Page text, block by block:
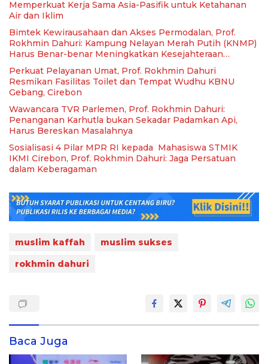
Memperkuat Kerja Sama Asia-Pasifik untuk Ketahanan
Air dan Iklim
Bimtek Kewirausahaan dan Akses Permodalan, Prof.
Rokhmin Dahuri: Kampung Nelayan Merah Putih (KNMP)
Harus Benar-benar Meningkatkan Kesejahteraan
Nelayan
Perkuat Pelayanan Umat, Prof. Rokhmin Dahuri
Resmikan Fasilitas Toilet dan Tempat Wudhu KBNU
Gebang, Cirebon
Wawancara TVR Parlemen, Prof. Rokhmin Dahuri:
Penanganan Karhutla bukan Sekadar Padamkan Api,
Harus Bereskan Masalahnya
Sosialisasi 4 Pilar MPR RI kepada Mahasiswa STMIK
IKMI Cirebon, Prof. Rokhmin Dahuri: Jaga Persatuan
dalam Keberagaman
muslim kaffah
muslim sukses
rokhmin dahuri
Baca Juga